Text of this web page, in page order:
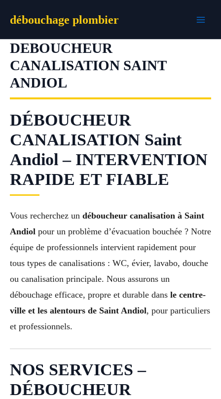
débouchage plombier
DEBOUCHEUR
CANALISATION SAINT
ANDIOL
DÉBOUCHEUR
CANALISATION Saint
Andiol – INTERVENTION
RAPIDE ET FIABLE
Vous recherchez un déboucheur canalisation à Saint
Andiol pour un problème d’évacuation bouchée ? Notre
équipe de professionnels intervient rapidement pour
tous types de canalisations : WC, évier, lavabo, douche
ou canalisation principale. Nous assurons un
débouchage efficace, propre et durable dans le centre-
ville et les alentours de Saint Andiol, pour particuliers
et professionnels.
NOS SERVICES –
DÉBOUCHEUR